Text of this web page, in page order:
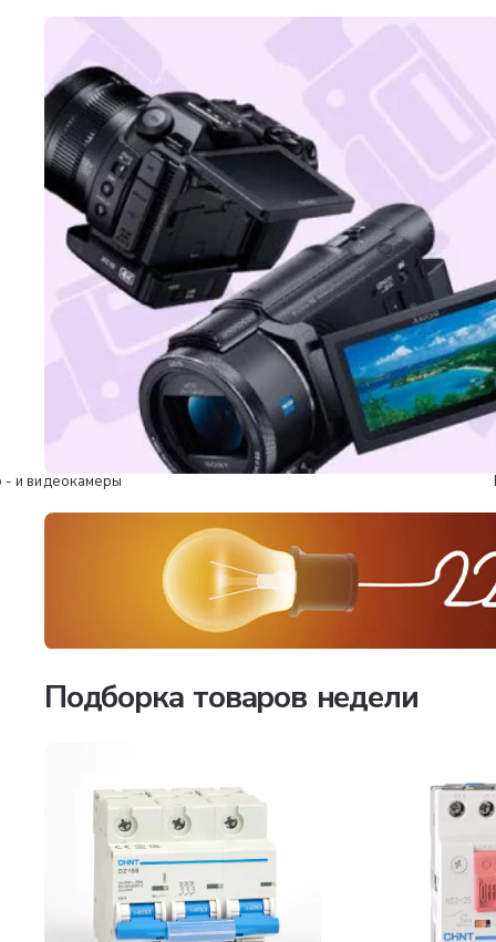
- и видеокамеры
Подборка товаров недели